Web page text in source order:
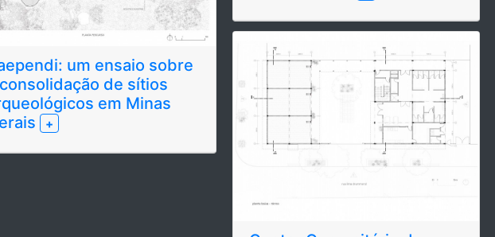
um ensaio sobre
de sítios
em Minas
+